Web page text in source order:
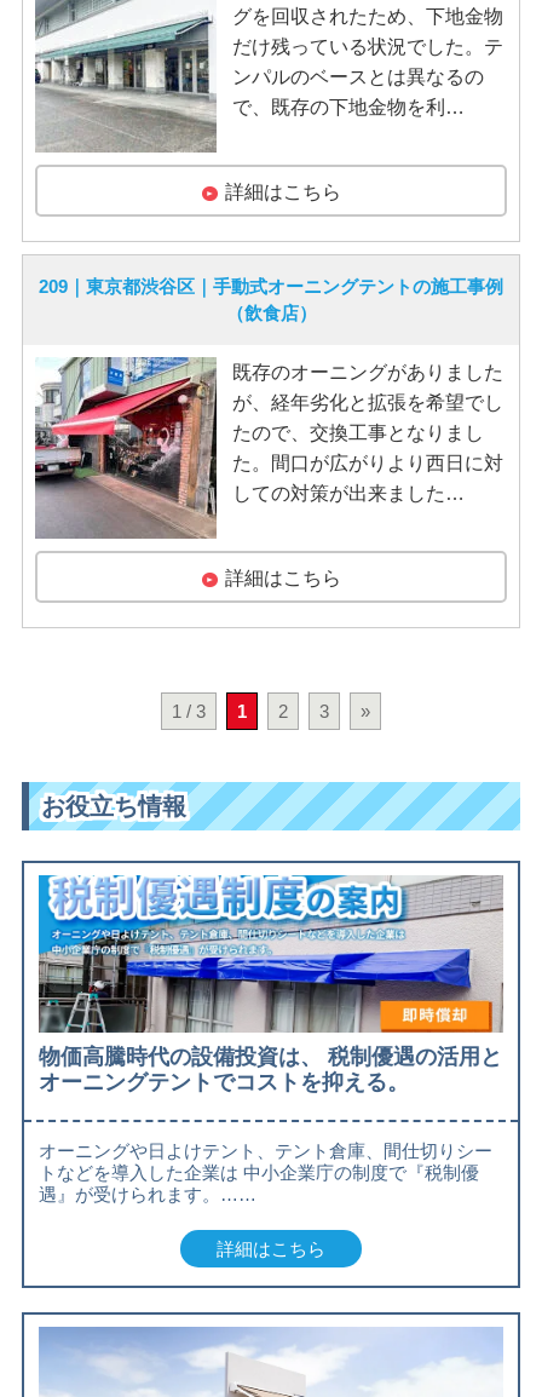
グを回収されたため、下地金物
だけ残っている状況でした。テ
ンパルのベースとは異なるの
で、既存の下地金物を利…
詳細はこちら
209｜東京都渋谷区｜手動式オーニングテントの施工事例
（飲食店）
既存のオーニングがありました
が、経年劣化と拡張を希望でし
たので、交換工事となりまし
た。間口が広がりより西日に対
しての対策が出来ました…
詳細はこちら
1 / 3 1 2 3 »
お役立ち情報
物価高騰時代の設備投資は、 税制優遇の活用と
オーニングテントでコストを抑える。
オーニングや日よけテント、テント倉庫、間仕切りシー
トなどを導入した企業は 中小企業庁の制度で『税制優
遇』が受けられます。……
詳細はこちら